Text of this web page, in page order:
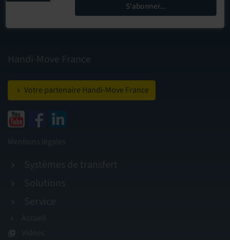
S'abonner...
Handi-Move France
Votre partenaire Handi-Move France
Mentions légales
Systèmes de transfert
Solutions
Service